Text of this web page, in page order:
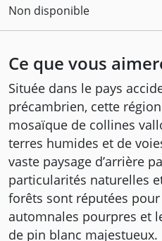
Non disponible
Ce que vous
Située dans le pays
précambrien, cette
mosaïque de collines
terres humides et de
vaste paysage d’arrière
particularités naturelles
forêts sont réputées
automnales pourpres et
de pin blanc majestueux.